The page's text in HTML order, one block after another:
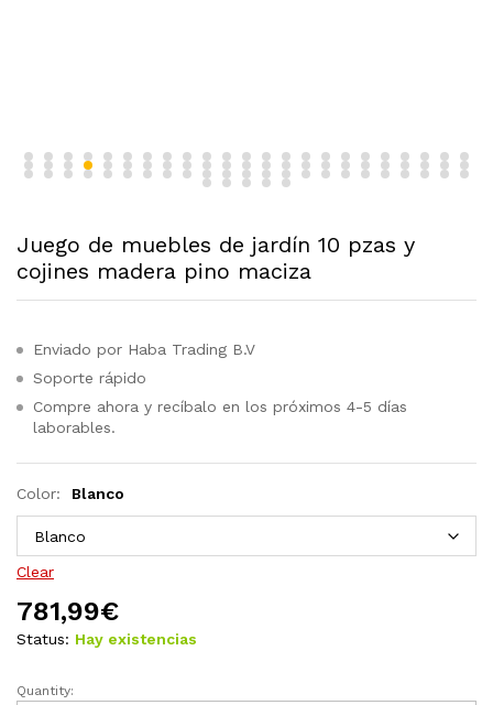
Juego de muebles de jardín 10 pzas y
cojines madera pino maciza
Enviado por Haba Trading B.V
Soporte rápido
Compre ahora y recíbalo en los próximos 4-5 días
laborables.
Color: Blanco
Clear
781,99€
Status: Hay existencias
Juego
Quantity: